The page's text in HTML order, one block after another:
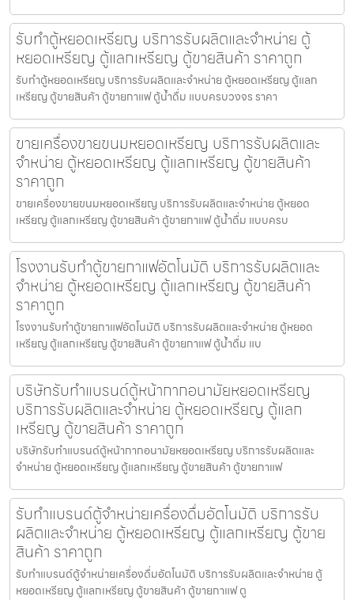
รับทำตู้หยอดเหรียญ บริการรับผลิตและจำหน่าย ตู้
หยอดเหรียญ ตู้แลกเหรียญ ตู้ขายสินค้า ราคาถูก
รับทำตู้หยอดเหรียญ บริการรับผลิตและจำหน่าย ตู้หยอดเหรียญ ตู้แลก
เหรียญ ตู้ขายสินค้า ตู้ขายกาแฟ ตู้น้ำดื่ม แบบครบวงจร ราคา
ขายเครื่องขายขนมหยอดเหรียญ​ บริการรับผลิตและ
จำหน่าย ตู้หยอดเหรียญ ตู้แลกเหรียญ ตู้ขายสินค้า
ราคาถูก
ขายเครื่องขายขนมหยอดเหรียญ​ บริการรับผลิตและจำหน่าย ตู้หยอด
เหรียญ ตู้แลกเหรียญ ตู้ขายสินค้า ตู้ขายกาแฟ ตู้น้ำดื่ม แบบครบ
โรงงานรับทำตู้ขายกาแฟ​อัตโนมัติ บริการรับผลิตและ
จำหน่าย ตู้หยอดเหรียญ ตู้แลกเหรียญ ตู้ขายสินค้า
ราคาถูก
โรงงานรับทำตู้ขายกาแฟ​อัตโนมัติ บริการรับผลิตและจำหน่าย ตู้หยอด
เหรียญ ตู้แลกเหรียญ ตู้ขายสินค้า ตู้ขายกาแฟ ตู้น้ำดื่ม แบ
บริษัทรับทำแบรนด์ตู้หน้ากากอนามัยหยอดเหรียญ​​
บริการรับผลิตและจำหน่าย ตู้หยอดเหรียญ ตู้แลก
เหรียญ ตู้ขายสินค้า ราคาถูก
บริษัทรับทำแบรนด์ตู้หน้ากากอนามัยหยอดเหรียญ​​ บริการรับผลิตและ
จำหน่าย ตู้หยอดเหรียญ ตู้แลกเหรียญ ตู้ขายสินค้า ตู้ขายกาแฟ
รับทำแบรนด์ตู้จำหน่ายเครื่องดื่ม​อัตโนมัติ บริการรับ
ผลิตและจำหน่าย ตู้หยอดเหรียญ ตู้แลกเหรียญ ตู้ขาย
สินค้า ราคาถูก
รับทำแบรนด์ตู้จำหน่ายเครื่องดื่ม​อัตโนมัติ บริการรับผลิตและจำหน่าย ตู้
หยอดเหรียญ ตู้แลกเหรียญ ตู้ขายสินค้า ตู้ขายกาแฟ ตู